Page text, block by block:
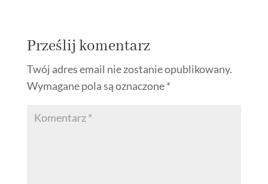
Prześlij komentarz
Twój adres email nie zostanie opublikowany.
Wymagane pola są oznaczone*